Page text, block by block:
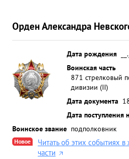
Орден Александра
Дата рождения
Воинская часть
871 стрелковый
дивизии (II)
Дата документа
Дата поступления
Воинское звание подполковник
Новое
Читать об этих событиях
части